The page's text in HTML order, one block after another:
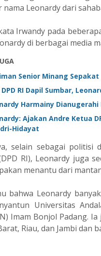
nama Leonardy dari
Irwandy pada
di berbagai media
Senior Minang
DPD RI Dapil Sumbar,
Harmainy
Ajakan Andre Ketua
Hidayat
selain sebagai politisi
RI), Leonardy juga
menantu dari
bahwa Leonardy
Universitas
Imam Bonjol Padang.
Riau, dan Jambi dan